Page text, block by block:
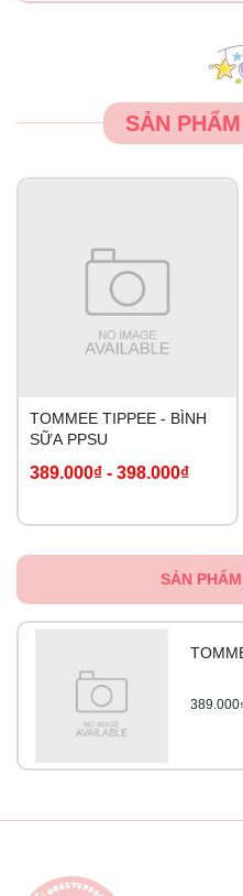
SẢN
TOMMEE TIPPEE - BÌNH
SỮA PPSU
389.000₫ - 398.000₫
SẢN